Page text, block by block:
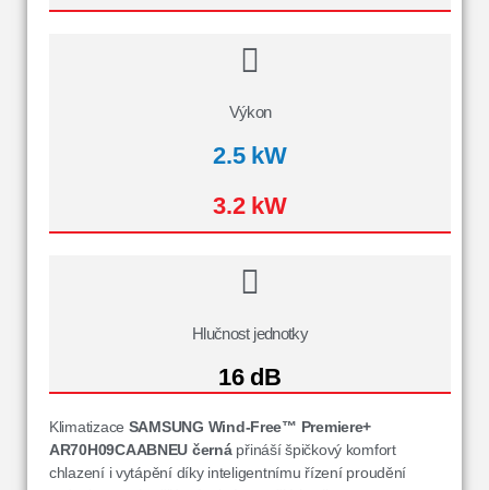
Výkon
2.5 kW
3.2 kW
Hlučnost jednotky
16 dB
Klimatizace SAMSUNG Wind-Free™ Premiere+
AR70H09CAABNEU černápřináší špičkový komfort
chlazení i vytápění díky inteligentnímu řízení proudění